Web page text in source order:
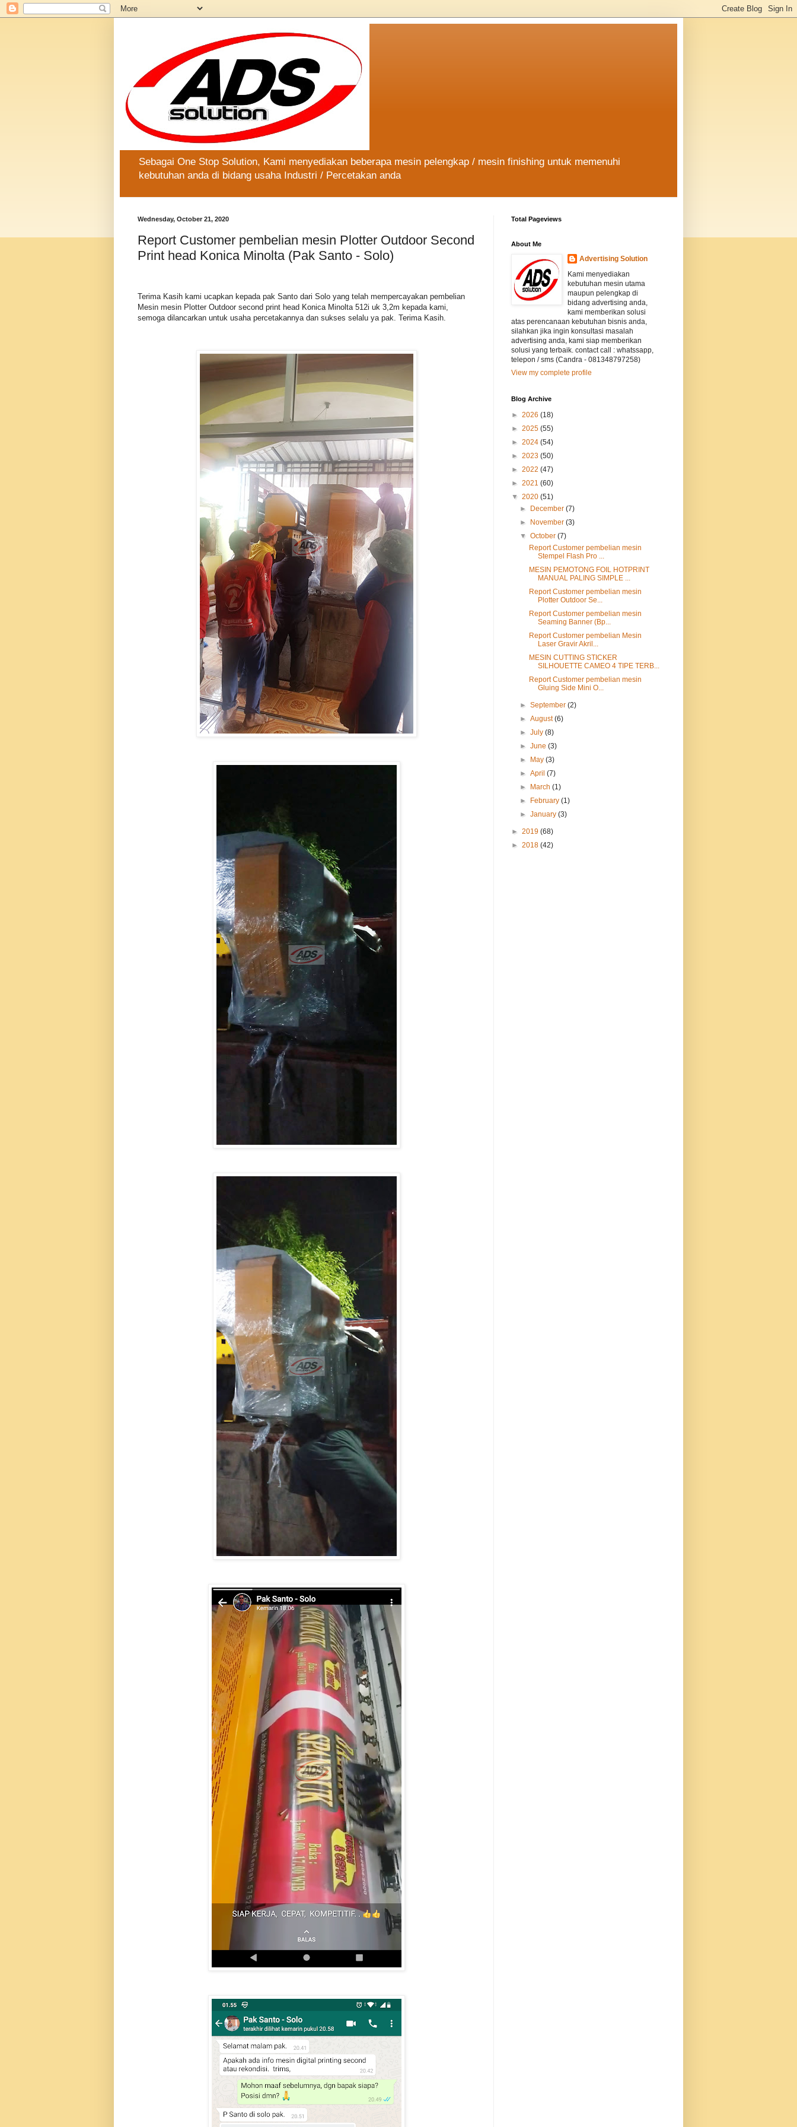
Sebagai One Stop Solution, Kami menyediakan beberapa mesin pelengkap / mesin finishing untuk memenuhi
kebutuhan anda di bidang usaha Industri / Percetakan anda
Wednesday, October 21, 2020
Report Customer pembelian mesin Plotter Outdoor Second
Print head Konica Minolta (Pak Santo - Solo)
Terima Kasih kami ucapkan kepada pak Santo dari Solo yang telah mempercayakan pembelian
Mesin mesin Plotter Outdoor second print head Konica Minolta 512i uk 3,2m kepada kami,
semoga dilancarkan untuk usaha percetakannya dan sukses selalu ya pak. Terima Kasih.
Total Pageviews
About Me
Advertising Solution
Kami menyediakan
kebutuhan mesin utama
maupun pelengkap di
bidang advertising anda,
kami memberikan solusi
atas perencanaan kebutuhan bisnis anda,
silahkan jika ingin konsultasi masalah
advertising anda, kami siap memberikan
solusi yang terbaik. contact call : whatssapp,
telepon / sms (Candra - 081348797258)
View my complete profile
Blog Archive
► 2026 (18)
► 2025 (55)
► 2024 (54)
► 2023 (50)
► 2022 (47)
► 2021 (60)
▼ 2020 (51)
►
December(7)
►
November(3)
▼October(7)
Report Customer pembelian mesin
Stempel Flash Pro ...
MESIN PEMOTONG FOIL HOTPRINT
MANUAL PALING SIMPLE ...
Report Customer pembelian mesin
Plotter Outdoor Se...
Report Customer pembelian mesin
Seaming Banner (Bp...
Report Customer pembelian Mesin
Laser Gravir Akril...
MESIN CUTTING STICKER
SILHOUETTE CAMEO 4 TIPE TERB...
Report Customer pembelian mesin
Gluing Side Mini O...
►September(2)
►August(6)
►July(8)
►June(3)
►
May(3)
►April(7)
►
March(1)
►
February(1)
►January(3)
► 2019 (68)
► 2018 (42)